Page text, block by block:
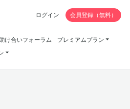
け合いフォーラム
プレミアムプラン
ログイン 会員登録（無料）